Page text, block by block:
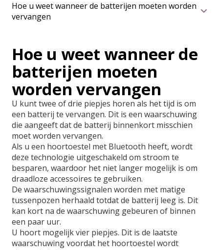
Hoe u weet wanneer de
batterijen moeten
worden vervangen
U kunt twee of drie piepjes horen als het tijd is om
een batterij te vervangen. Dit is een waarschuwing
die aangeeft dat de batterij binnenkort misschien
moet worden vervangen.
Als u een hoortoestel met Bluetooth heeft, wordt
deze technologie uitgeschakeld om stroom te
besparen, waardoor het niet langer mogelijk is om
draadloze accessoires te gebruiken.
De waarschuwingssignalen worden met matige
tussenpozen herhaald totdat de batterij leeg is. Dit
kan kort na de waarschuwing gebeuren of binnen
een paar uur.
U hoort mogelijk vier piepjes. Dit is de laatste
waarschuwing voordat het hoortoestel wordt
Hoe u weet wanneer de batterijen moeten worden
vervangen